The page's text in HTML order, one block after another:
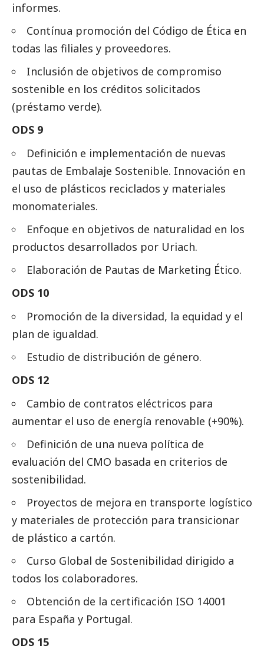
informes.
Contínua promoción del Código de Ética en
todas las filiales y proveedores.
Inclusión de objetivos de compromiso
sostenible en los créditos solicitados
(préstamo verde).
ODS 9
Definición e implementación de nuevas
pautas de Embalaje Sostenible. Innovación en
el uso de plásticos reciclados y materiales
monomateriales.
Enfoque en objetivos de naturalidad en los
productos desarrollados por Uriach.
Elaboración de Pautas de Marketing Ético.
ODS 10
Promoción de la diversidad, la equidad y el
plan de igualdad.
Estudio de distribución de género.
ODS 12
Cambio de contratos eléctricos para
aumentar el uso de energía renovable (+90%).
Definición de una nueva política de
evaluación del CMO basada en criterios de
sostenibilidad.
Proyectos de mejora en transporte logístico
y materiales de protección para transicionar
de plástico a cartón.
Curso Global de Sostenibilidad dirigido a
todos los colaboradores.
Obtención de la certificación ISO 14001
para España y Portugal.
ODS 15